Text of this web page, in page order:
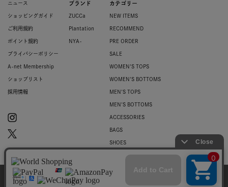
ニュース
ショッピングガイド
ご利用規約
ポイント規約
プライバシーポリシー
A-net Membership
ショップリスト
採用情報
ブランド
ZUCCa
Plantation
NYA-
カテゴリー
NEW ITEMS
RECOMMEND
PRE ORDER
SALE
WOMEN'S TOPS
WOMEN'S BOTTOMS
MEN'S TOPS
MEN'S BOTTOMS
ACCESSORIES
BAGS
SHOES
ZUCCa LOGO
© 2007-2026 A-net Inc.
当サイトではお客様のウェブサイト体験を